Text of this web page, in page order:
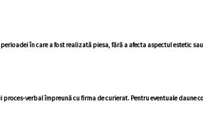
în care a fost realizată piesa, fără a afecta aspectul estetic
verbal împreună cu firma de curierat. Pentru eventuale daune